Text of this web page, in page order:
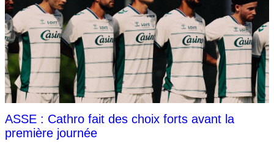
ASSE : Cathro fait des choix forts avant la
première journée